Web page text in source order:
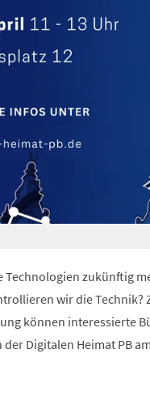
Technologien zukünftig
wir die
können interessierte
Digitalen Heimat PB